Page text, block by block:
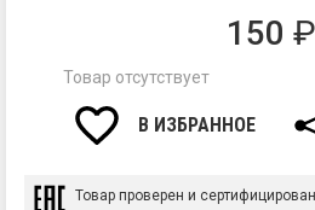
150 ₽
Товар отсутствует
В ИЗБРАННОЕ
Товар проверен и